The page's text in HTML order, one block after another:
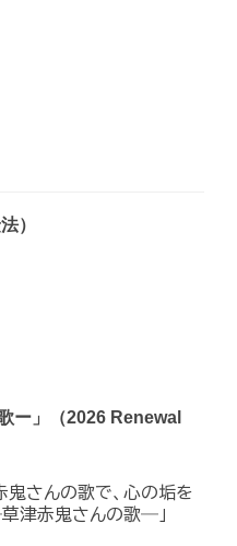
）
ー」（2026 Renewal
んの歌で、心の垢を
津赤鬼さんの歌―」